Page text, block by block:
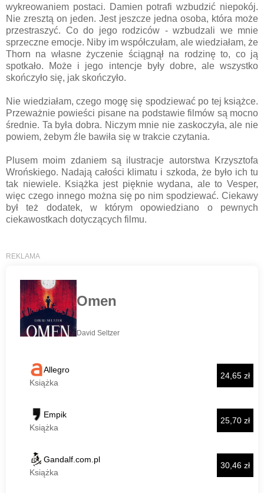
wykreowaniem postaci. Damien potrafi wzbudzić niepokój.
Nie zresztą on jeden. Jest jeszcze jedna osoba, która może
przestraszyć. Co do jego rodziców - wzbudzali we mnie
sprzeczne emocje. Niby im współczułam, ale wiedziałam, że
Thorn na własne życzenie ściągnął na rodzinę to, co ją
spotkało. Może i jego intencje były dobre, ale wszystko
skończyło się, jak skończyło.
Nie wiedziałam, czego mogę się spodziewać po tej książce.
Przeważnie powieści pisane na podstawie filmów są mocno
średnie. Ta była dobra. Niczym mnie nie zaskoczyła, ale nie
powiem, żebym źle bawiła się w trakcie czytania.
Plusem moim zdaniem są ilustracje autorstwa Krzysztofa
Wrońskiego. Nadają całości klimatu i szkoda, że było ich tu
tak niewiele. Książka jest pięknie wydana, ale to Vesper,
więc czego innego można się po nim spodziewać. Ciekawy
był też dodatek, w którym opowiedziano o pewnych
ciekawostkach dotyczących filmu.